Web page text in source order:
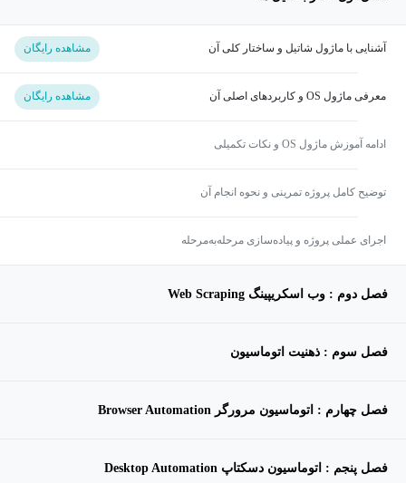
آشنایی با ماژول شاتیل و ساختار کلی آن مشاهده رایگان
معرفی ماژول OS و کاربردهای اصلی آن مشاهده رایگان
ادامه آموزش ماژول OS و نکات تکمیلی
توضیح کامل پروژه تمرینی و نحوه انجام آن
اجرای عملی پروژه و پیاده‌سازی مرحله‌به‌مرحله
فصل دوم : وب اسکریپینگ Web Scraping
فصل سوم : ذهنیت اتوماسیون
فصل چهارم : اتوماسیون مرورگر Browser Automation
فصل پنجم : اتوماسیون دسکتاپ Desktop Automation